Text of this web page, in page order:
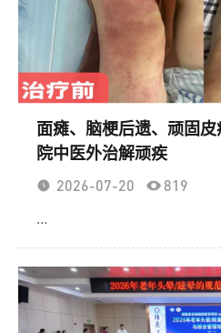
面瘫、脑梗后遗、顽固
院中医外治解顽疾
2026-07-20 819
...